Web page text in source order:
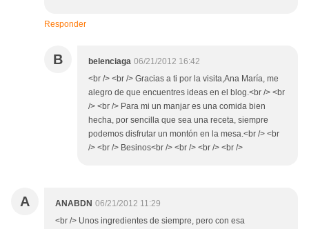
Responder
B belenciaga 06/21/2012 16:42
<br /> <br /> Gracias a ti por la visita,Ana María, me
alegro de que encuentres ideas en el blog.<br /> <br
/> <br /> Para mi un manjar es una comida bien
hecha, por sencilla que sea una receta, siempre
podemos disfrutar un montón en la mesa.<br /> <br
/> <br /> Besinos<br /> <br /> <br /> <br />
A ANABDN 06/21/2012 11:29
<br /> Unos ingredientes de siempre, pero con esa